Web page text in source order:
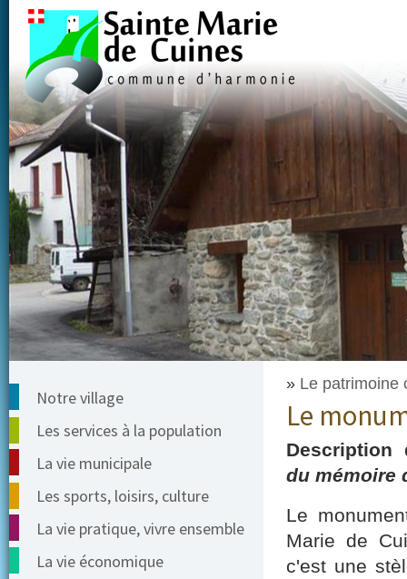
Notre village
Les services à la population
La vie municipale
Les sports, loisirs, culture
La vie pratique, vivre ensemble
La vie économique
» Le patrimoine
Le
Description
du mémoire
Le
Marie de
c'est une